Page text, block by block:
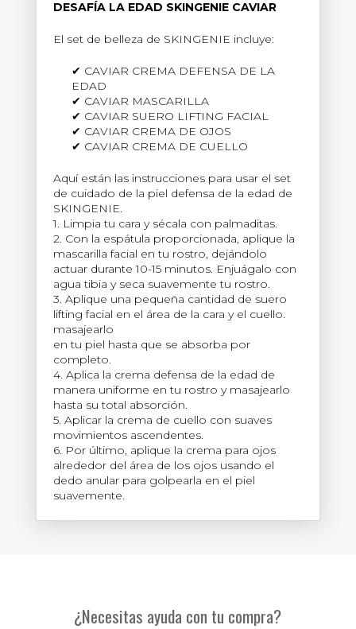
DESAFÍA LA EDAD SKINGENIE CAVIAR
El set de belleza de SKINGENIE incluye:
CAVIAR CREMA DEFENSA DE LA
EDAD
CAVIAR MASCARILLA
CAVIAR SUERO LIFTING FACIAL
CAVIAR CREMA DE OJOS
CAVIAR CREMA DE CUELLO
Aquí están las instrucciones para usar el set
de cuidado de la piel defensa de la edad de
SKINGENIE.
1. Limpia tu cara y sécala con palmaditas.
2. Con la espátula proporcionada, aplique la
mascarilla facial en tu rostro, dejándolo
actuar durante 10-15 minutos. Enjuágalo con
agua tibia y seca suavemente tu rostro.
3. Aplique una pequeña cantidad de suero
lifting facial en el área de la cara y el cuello.
masajearlo
en tu piel hasta que se absorba por
completo.
4. Aplica la crema defensa de la edad de
manera uniforme en tu rostro y masajearlo
hasta su total absorción.
5. Aplicar la crema de cuello con suaves
movimientos ascendentes.
6. Por último, aplique la crema para ojos
alrededor del área de los ojos usando el
dedo anular para golpearla en el piel
suavemente.
¿Necesitas ayuda con tu compra?